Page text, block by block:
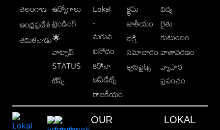
తెలంగాణ
ఆంధ్రప్రదేశ్
తమిళనాడు
ఉద్యోగాలు
ట్రెండింగ్
🌟
వాట్సాప్
STATUS
టిప్స్
Lokal
-
మగువ
వినోదం
కరోనా
అప్‌డేట్స్
రాజకీయం
క్రైమ్
జాతీయం
భక్తి
సమాచారం
క్లాసిఫైడ్స్
విద్య
రైతు
కుటుంబం
వాతావరణం
వ్యాపార
ప్రపంచం
OUR
LOKAL